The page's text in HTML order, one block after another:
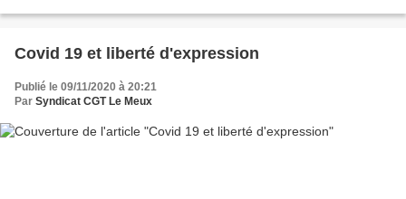
Covid 19 et liberté d'expression
Publié le 09/11/2020 à 20:21
Par Syndicat CGT Le Meux